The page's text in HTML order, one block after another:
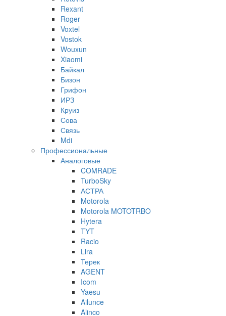
Rexant
Roger
Voxtel
Vostok
Wouxun
Xiaomi
Байкал
Бизон
Грифон
ИРЗ
Круиз
Сова
Связь
Mdi
Профессиональные
Аналоговые
COMRADE
TurboSky
АСТРА
Motorola
Motorola MOTOTRBO
Hytera
TYT
Racio
Lira
Терек
AGENT
Icom
Yaesu
Ailunce
Alinco